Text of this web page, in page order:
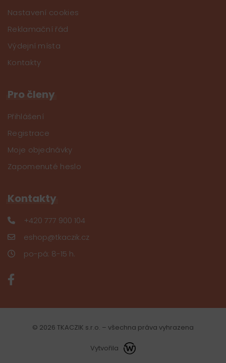
Nastavení cookies
Reklamační řád
Výdejní místa
Kontakty
Pro členy
Přihlášení
Registrace
Moje objednávky
Zapomenuté heslo
Kontakty
+420 777 900 104
eshop@tkaczik.cz
po-pá: 8-15 h.
© 2026 TKACZIK s.r.o. – všechna práva vyhrazena
Vytvořila